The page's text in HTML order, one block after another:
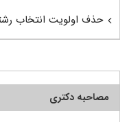
حذف اولویت انتخاب
مصاحبه دکتری